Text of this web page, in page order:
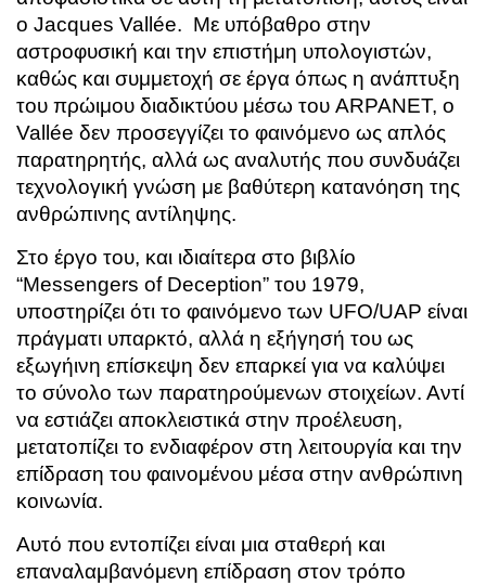
ο Jacques Vallée. Με υπόβαθρο στην
αστροφυσική και την επιστήμη υπολογιστών,
καθώς και συμμετοχή σε έργα όπως η ανάπτυξη
του πρώιμου διαδικτύου μέσω του ARPANET, ο
Vallée δεν προσεγγίζει το φαινόμενο ως απλός
παρατηρητής, αλλά ως αναλυτής που συνδυάζει
τεχνολογική γνώση με βαθύτερη κατανόηση της
ανθρώπινης αντίληψης.
Στο έργο του, και ιδιαίτερα στο βιβλίο
“Messengers of Deception” του 1979,
υποστηρίζει ότι το φαινόμενο των UFO/UAP είναι
πράγματι υπαρκτό, αλλά η εξήγησή του ως
εξωγήινη επίσκεψη δεν επαρκεί για να καλύψει
το σύνολο των παρατηρούμενων στοιχείων. Αντί
να εστιάζει αποκλειστικά στην προέλευση,
μετατοπίζει το ενδιαφέρον στη λειτουργία και την
επίδραση του φαινομένου μέσα στην ανθρώπινη
κοινωνία.
Αυτό που εντοπίζει είναι μια σταθερή και
επαναλαμβανόμενη επίδραση στον τρόπο